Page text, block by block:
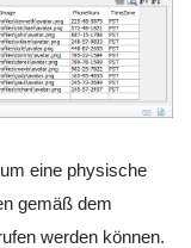
eine physische
gemäß dem
werden können.